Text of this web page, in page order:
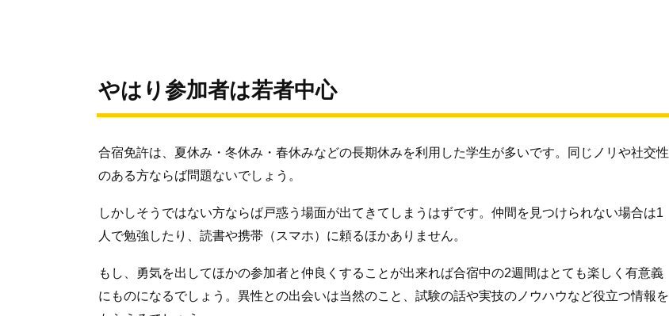
やはり参加者は若者中心
合宿免許は、夏休み・冬休み・春休みなどの長期休みを利用した学生が多いです。同じノリや社交性
のある方ならば問題ないでしょう。
しかしそうではない方ならば戸惑う場面が出てきてしまうはずです。仲間を見つけられない場合は1
人で勉強したり、読書や携帯（スマホ）に頼るほかありません。
もし、勇気を出してほかの参加者と仲良くすることが出来れば合宿中の2週間はとても楽しく有意義
にものになるでしょう。異性との出会いは当然のこと、試験の話や実技のノウハウなど役立つ情報を